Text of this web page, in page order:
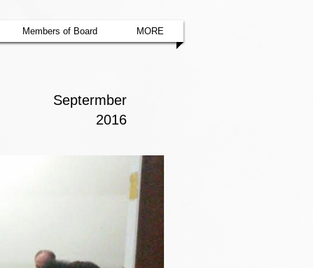
Members of Board MORE
Septermber
2016